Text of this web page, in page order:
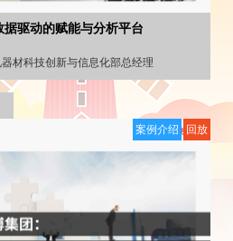
驱动的赋能与分析平台
材科技创新与信息化部总经理
案例介绍 回放